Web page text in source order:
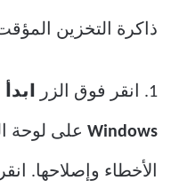
ذاكرة التخزين
1. انقر فوق الزر ابدأ
Windows على لوحة
الأخطاء وإصلاحها.